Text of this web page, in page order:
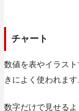
チャート
数値を表やイラス
きによく使われます
数字だけで見せる